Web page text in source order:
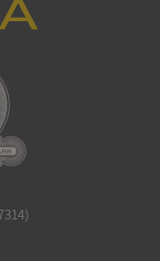
Microsoft
Corporation
de.syna.se